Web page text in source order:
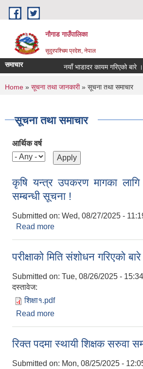
Skip to main content
नौगाड गाउँपालिका
सुदुरपश्चिम प्रदेश, नेपाल
समाचार नयाँ भाडादर कायम गरिएको बारे ।
You are here
Home » सूचना तथा जानकारी» सूचना तथा समाचार
सूचना तथा समाचार
आर्थिक वर्ष
कृषि यन्त्र उपकरण मागका
सम्बन्धी सूचना !
Submitted on: Wed, 08/27/2025 -
Read more
परीक्षाको मिति संशोधन गरिएको
Submitted on: Tue, 08/26/2025 - 15:34
दस्तावेज:
शिक्षा१.pdf
Read more
रिक्त पदमा स्थायी शिक्षक सरुवा
Submitted on: Mon, 08/25/2025 -